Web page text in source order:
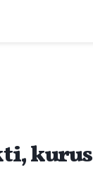
kurus